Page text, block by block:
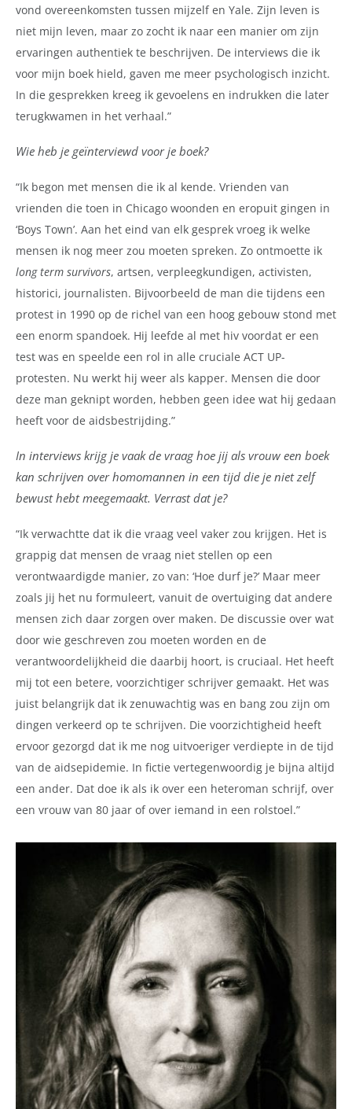
vond overeenkomsten tussen mijzelf en Yale. Zijn leven is
niet mijn leven, maar zo zocht ik naar een manier om zijn
ervaringen authentiek te beschrijven. De interviews die ik
voor mijn boek hield, gaven me meer psychologisch inzicht.
In die gesprekken kreeg ik gevoelens en indrukken die later
terugkwamen in het verhaal.”
Wie heb je geïnterviewd voor je boek?
“Ik begon met mensen die ik al kende. Vrienden van
vrienden die toen in Chicago woonden en eropuit gingen in
‘Boys Town’. Aan het eind van elk gesprek vroeg ik welke
mensen ik nog meer zou moeten spreken. Zo ontmoette ik
long term survivors, artsen, verpleegkundigen, activisten,
historici, journalisten. Bijvoorbeeld de man die tijdens een
protest in 1990 op de richel van een hoog gebouw stond met
een enorm spandoek. Hij leefde al met hiv voordat er een
test was en speelde een rol in alle cruciale ACT UP-
protesten. Nu werkt hij weer als kapper. Mensen die door
deze man geknipt worden, hebben geen idee wat hij gedaan
heeft voor de aidsbestrijding.”
In interviews krijg je vaak de vraag hoe jij als vrouw een boek
kan schrijven over homomannen in een tijd die je niet zelf
bewust hebt meegemaakt. Verrast dat je?
“Ik verwachtte dat ik die vraag veel vaker zou krijgen. Het is
grappig dat mensen de vraag niet stellen op een
verontwaardigde manier, zo van: ‘Hoe durf je?’ Maar meer
zoals jij het nu formuleert, vanuit de overtuiging dat andere
mensen zich daar zorgen over maken. De discussie over wat
door wie geschreven zou moeten worden en de
verantwoordelijkheid die daarbij hoort, is cruciaal. Het heeft
mij tot een betere, voorzichtiger schrijver gemaakt. Het was
juist belangrijk dat ik zenuwachtig was en bang zou zijn om
dingen verkeerd op te schrijven. Die voorzichtigheid heeft
ervoor gezorgd dat ik me nog uitvoeriger verdiepte in de tijd
van de aidsepidemie. In fictie vertegenwoordig je bijna altijd
een ander. Dat doe ik als ik over een heteroman schrijf, over
een vrouw van 80 jaar of over iemand in een rolstoel.”